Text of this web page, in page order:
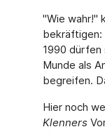
"Wie wahr!"
bekräftigen:
1990
Munde als
begreifen.
Hier noch
Klenners